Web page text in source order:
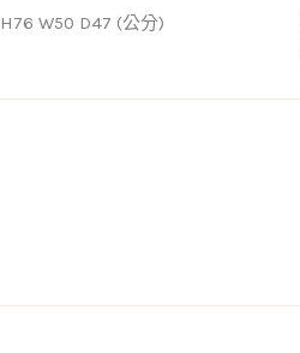
H76 W50 D47 (公分)